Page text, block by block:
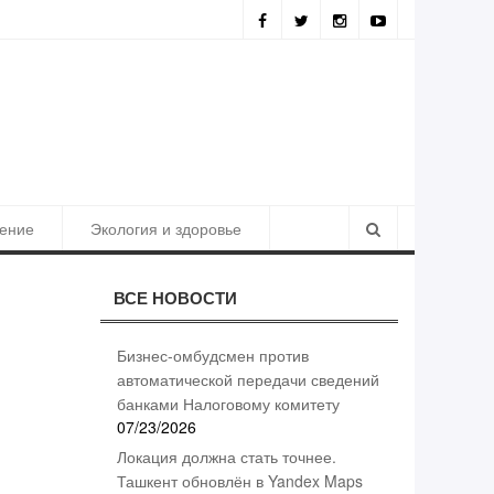
должна стать точнее. Ташкент обновлён в Yandex Maps
Экология и здоровье
ВСЕ НОВОСТИ
Бизнес-омбудсмен против
автоматической передачи сведений
банками Налоговому комитету
07/23/2026
Локация должна стать точнее.
Ташкент обновлён в Yandex Maps